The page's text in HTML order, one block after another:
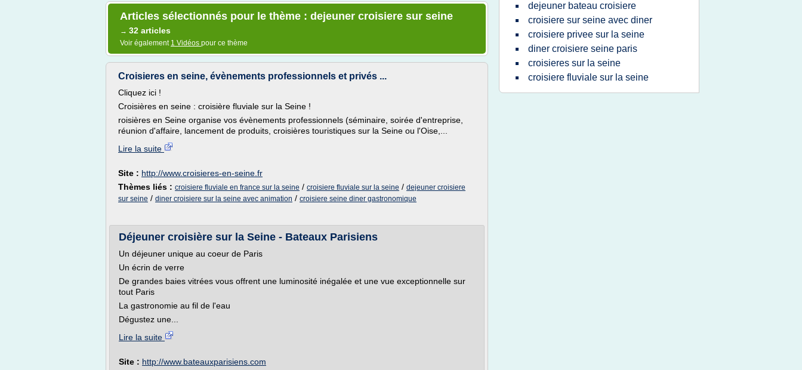
Articles sélectionnés pour le thème : dejeuner croisiere sur seine
→ 32 articles
Voir également 1 Vidéos pour ce thème
Croisieres en seine, évènements professionnels et privés ...
Cliquez ici !
Croisières en seine : croisière fluviale sur la Seine !
roisières en Seine organise vos évènements professionnels (séminaire, soirée d'entreprise,
réunion d'affaire, lancement de produits, croisières touristiques sur la Seine ou l'Oise,...
Lire la suite
Site : http://www.croisieres-en-seine.fr
Thèmes liés : croisiere fluviale en france sur la seine / croisiere fluviale sur la seine / dejeuner croisiere
sur seine / diner croisiere sur la seine avec animation / croisiere seine diner gastronomique
Déjeuner croisière sur la Seine - Bateaux Parisiens
Un déjeuner unique au coeur de Paris
Un écrin de verre
De grandes baies vitrées vous offrent une luminosité inégalée et une vue exceptionnelle sur
tout Paris
La gastronomie au fil de l'eau
Dégustez une...
Lire la suite
Site : http://www.bateauxparisiens.com
dejeuner bateau croisiere
croisiere sur seine avec diner
croisiere privee sur la seine
diner croisiere seine paris
croisieres sur la seine
croisiere fluviale sur la seine